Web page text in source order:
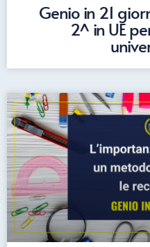
Genio in 21
2^ in UE